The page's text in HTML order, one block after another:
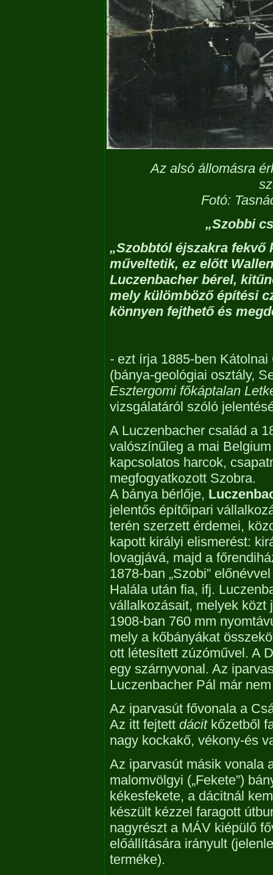
Az alsó állomásra
Fotó:
„Szobbi
„Szobbtól éjszakra fekvő
műveltetik, ez előtt
Luczenbacher bérel,
mely külömböző építési
könnyen fejthető és
- ezt írja 1885-ben
(bánya-geológiai osztály,
Esztergomi főkáptalan
vizsgálatáról szóló
A Luczenbacher család a
valószínűleg a mai
kapcsolatos harcok,
megfogyatkozott Szobra.
A bánya bérlője,
jelentős építőipari
terén szerzett érdemei,
kapott királyi elismerést:
lovagjává, majd a
1878-ban „Szobi”
Halála után fia, ifj.
vállalkozásait, melyek közt
1908-ban 760 mm
mely a kőbányákat
ott létesített zúzóművel. A
egy szárnyvonal. Az
Luczenbacher Pál már
Az iparvasút fővonala a
Az itt fejtett dácitkőzetből
nagy kockakő, vékony-és
Az iparvasút másik vonala
malomvölgyi („Fekete”)
kékesfekete, a dácitnál
készült kézzel faragott
nagyrészt a MÁV kiépülő
előállítására irányult
terméke).